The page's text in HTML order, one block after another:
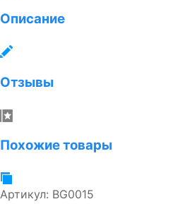
Описание
Отзывы
Похожие товары
Артикул: BG0015